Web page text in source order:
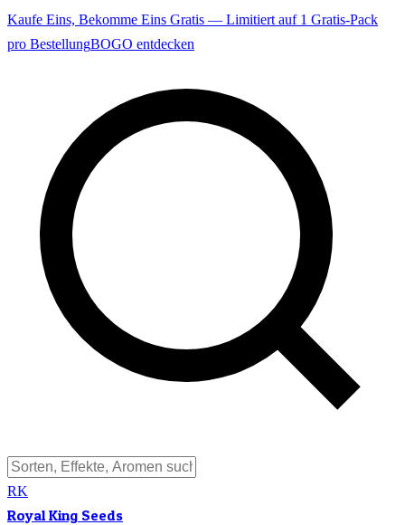
Kaufe Eins, Bekomme Eins Gratis — Limitiert auf 1 Gratis-Pack
pro BestellungBOGO entdecken
RK
Royal King Seeds